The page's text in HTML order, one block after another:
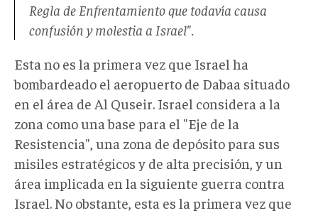
Regla de Enfrentamiento que todavía causa
confusión y molestia a Israel".
Esta no es la primera vez que Israel ha
bombardeado el aeropuerto de Dabaa situado
en el área de Al Quseir. Israel considera a la
zona como una base para el "Eje de la
Resistencia", una zona de depósito para sus
misiles estratégicos y de alta precisión, y un
área implicada en la siguiente guerra contra
Israel. No obstante, esta es la primera vez que